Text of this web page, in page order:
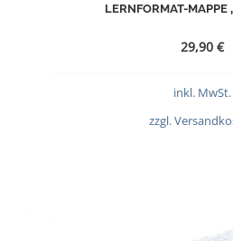
LERNFORMAT-MAPPE
29,90 €
inkl. MwSt.
zzgl.